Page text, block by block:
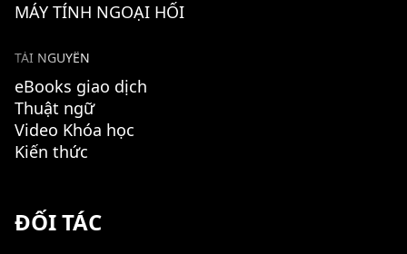
MÁY TÍNH NGOẠI HỐI
TÀI NGUYÊN
eBooks giao dịch
Thuật ngữ
Video Khóa học
Kiến thức
ĐỐI TÁC